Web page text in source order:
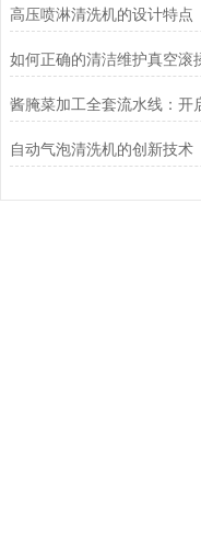
高压喷淋清洗机的设计特点
如何正确的清洁维护真空滚
自动气泡清洗机的创新技术